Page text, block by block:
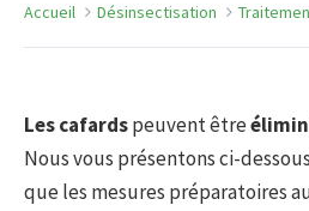
Accueil Désinsectisation
Les cafardspeuvent être
Nous vous présentons ci-
que les mesures préparatoires